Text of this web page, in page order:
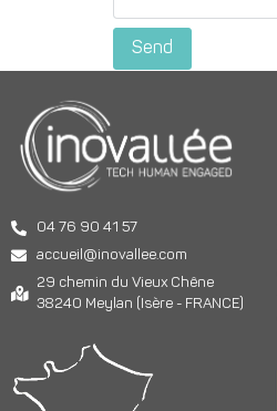
04 76 90 41 57
accueil@inovallee.com
29 chemin du Vieux Chêne
38240 Meylan (Isère - FRANCE)